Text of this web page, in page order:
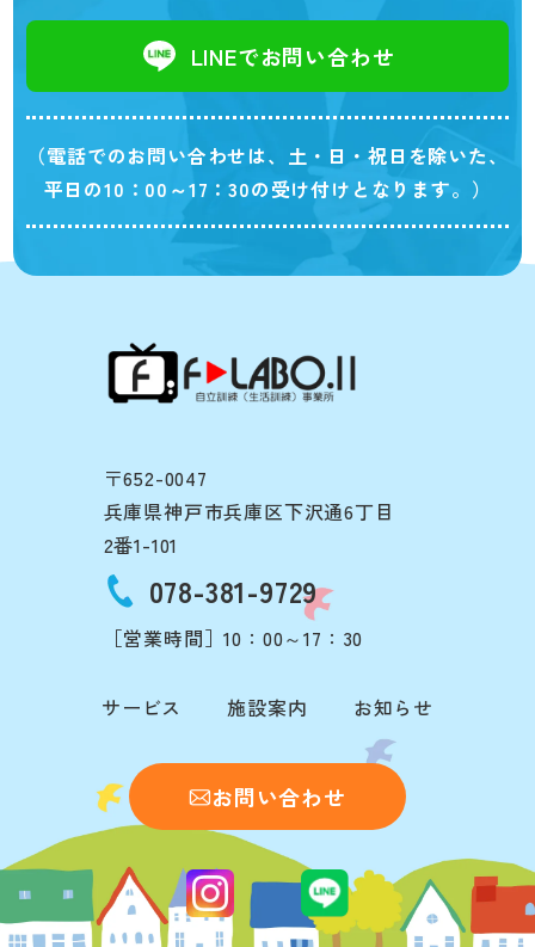
LINEでお問い合わせ
（電話でのお問い合わせは、土・日・祝日を除いた、
平日の10：00～17：30の受け付けとなります。）
〒652-0047
兵庫県神戸市兵庫区下沢通6丁目
2番1-101
078-381-9729
［営業時間］10：00～17：30
サービス 施設案内 お知らせ
お問い合わせ